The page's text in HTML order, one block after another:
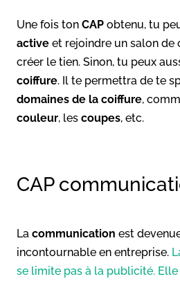
Une fois ton CAP obtenu, tu
active et rejoindre un salon de
créer le tien. Sinon, tu peux
coiffure. Il te permettra de te
domaines de la coiffure,
couleur, les coupes, etc.
CAP
La communication est
incontournable en entreprise.
se limite pas à la publicité.